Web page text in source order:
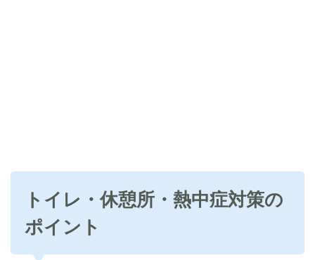
トイレ・休憩所・熱中症対策の
ポイント